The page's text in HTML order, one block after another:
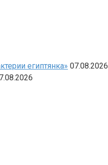
египтянка» 07.08.2026